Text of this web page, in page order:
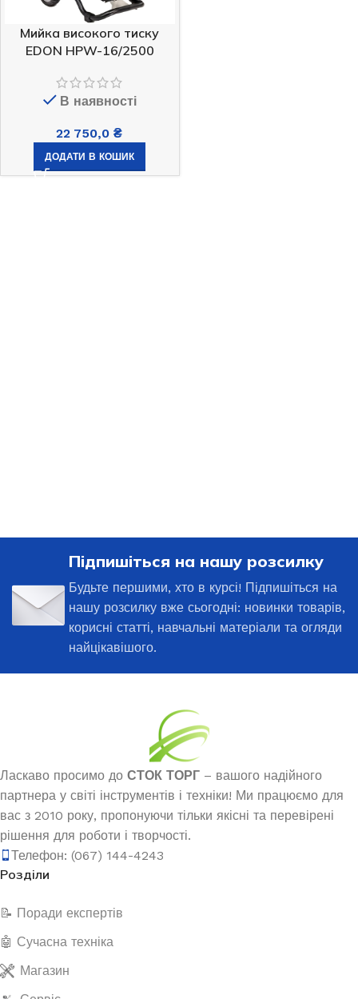
Мийка високого тиску
EDON HPW-16/2500
В наявності
22 750,0 ₴
ДОДАТИ В КОШИК
Підпишіться на нашу розсилку
Будьте першими, хто в курсі! Підпишіться на
нашу розсилку вже сьогодні: новинки товарів,
корисні статті, навчальні матеріали та огляди
найцікавішого.
Ласкаво просимо до СТОК ТОРГ – вашого надійного
партнера у світі інструментів і техніки! Ми працюємо для
вас з 2010 року, пропонуючи тільки якісні та перевірені
рішення для роботи і творчості.
Телефон: (067) 144-4243
Розділи
📝 Поради експертів
🤖 Сучасна техніка
Магазин